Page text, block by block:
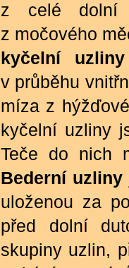
z celé dolní
z močového
kyčelní uzliny
v průběhu
míza z
kyčelní uzliny
Teče do nich
Bederní uzliny
uloženou za
před dolní
skupiny uzlin,